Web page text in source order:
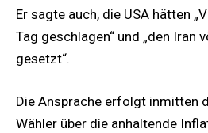
Er sagte auch, die USA hätten
Tag geschlagen“ und „den Iran
gesetzt“.
Die Ansprache erfolgt inmitten
Wähler über die anhaltende